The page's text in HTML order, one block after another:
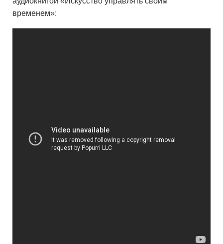
временем»: